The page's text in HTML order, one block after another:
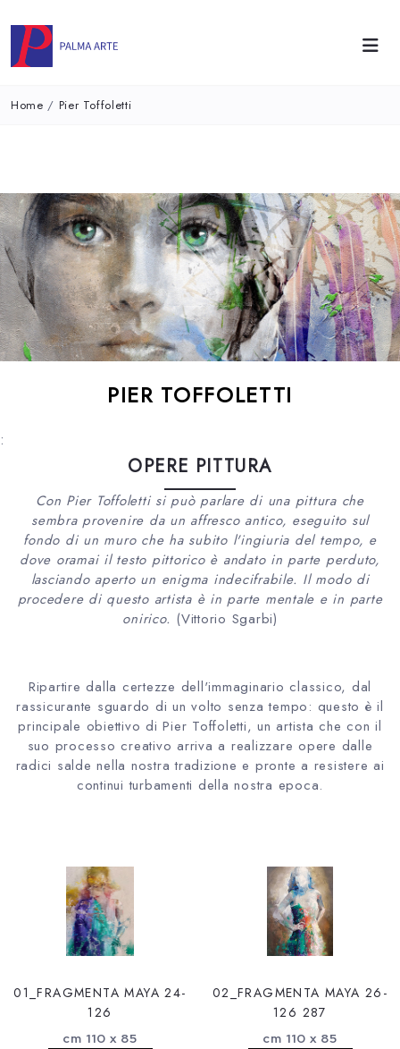
Home / Pier Toffoletti
PIER TOFFOLETTI
:
OPERE PITTURA
Con Pier Toffoletti si può parlare di una pittura che
sembra provenire da un affresco antico, eseguito sul
fondo di un muro che ha subito l'ingiuria del tempo, e
dove oramai il testo pittorico è andato in parte perduto,
lasciando aperto un enigma indecifrabile. Il modo di
procedere di questo artista è in parte mentale e in parte
onirico. (Vittorio Sgarbi)
Ripartire dalla certezze dell'immaginario classico, dal
rassicurante sguardo di un volto senza tempo: questo è il
principale obiettivo di Pier Toffoletti, un artista che con il
suo processo creativo arriva a realizzare opere dalle
radici salde nella nostra tradizione e pronte a resistere ai
continui turbamenti della nostra epoca.
01_FRAGMENTA MAYA 24-
126
cm 110 x 85
02_FRAGMENTA MAYA 26-
126 287
cm 110 x 85